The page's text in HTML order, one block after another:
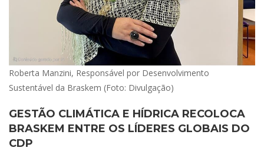
Roberta Manzini, Responsável por Desenvolvimento
Sustentável da Braskem (Foto: Divulgação)
GESTÃO CLIMÁTICA E HÍDRICA RECOLOCA
BRASKEM ENTRE OS LÍDERES GLOBAIS DO
CDP